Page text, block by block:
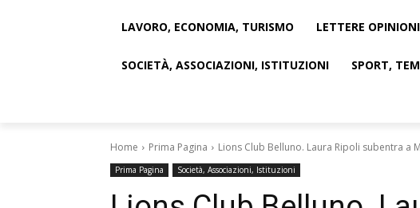
LAVORO, ECONOMIA, TURISMO LETTERE OPINIONI
SOCIETÀ, ASSOCIAZIONI, ISTITUZIONI SPORT,
Home Prima Pagina Lions Club Belluno. Laura Ripoli subentra a
Prima Pagina Società, Associazioni, Istituzioni